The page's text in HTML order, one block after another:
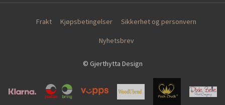
Frakt Kjøpsbetingelser Sikkerhet og personvern
Nyhetsbrev
© Gjerthytta Design